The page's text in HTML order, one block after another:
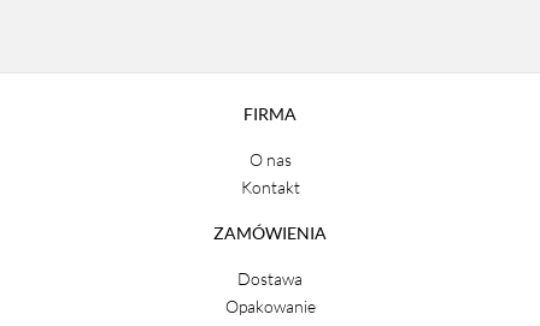
FIRMA
O nas
Kontakt
ZAMÓWIENIA
Dostawa
Opakowanie